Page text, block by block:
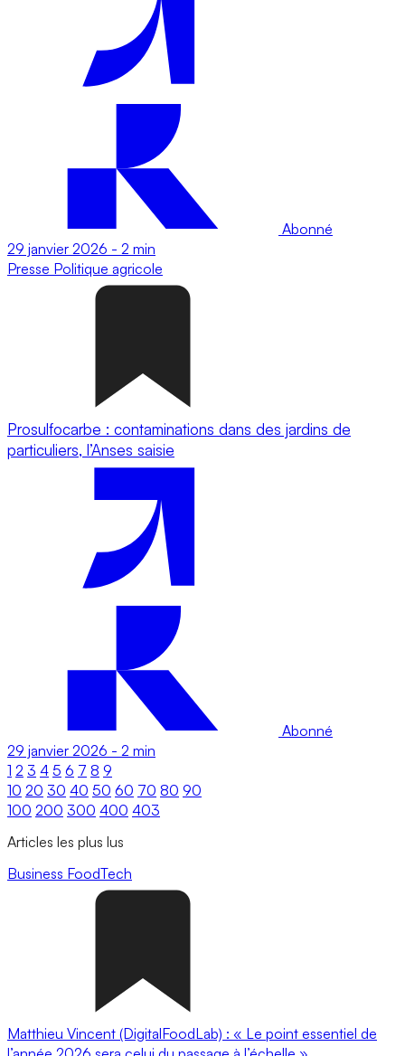
Abonné
29 janvier 2026 - 2 min
Presse Politique agricole
Prosulfocarbe : contaminations dans des jardins de
particuliers, l’Anses saisie
Abonné
29 janvier 2026 - 2 min
1 2 3 4 5 6 7 8 9
10 20 30 40 50 60 70 80 90
100 200 300 400 403
Articles les plus lus
Business FoodTech
Matthieu Vincent (DigitalFoodLab) : « Le point essentiel de